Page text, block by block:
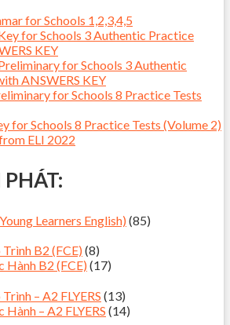
for Schools 1,2,3,4,5
for Schools 3 Authentic Practice
KEY
for Schools 3 Authentic
ANSWERS KEY
for Schools 8 Practice Tests
for Schools 8 Practice Tests (Volume 2)
ELI 2022
Learners English) (85)
Trình B2 (FCE) (8)
Hành B2 (FCE) (17)
– A2 FLYERS (13)
Hành – A2 FLYERS (14)